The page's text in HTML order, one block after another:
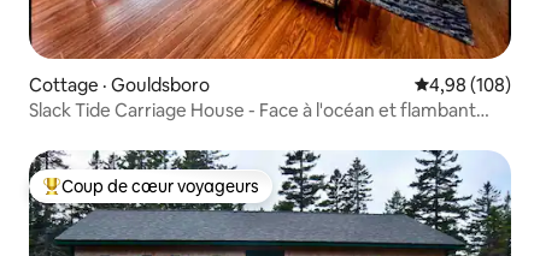
Cottage · Gouldsboro Note
4,98 (108)
Slack Tide Carriage House - Face à l'océan et flambant
Coup de cœur voyageurs parmi les plus aimés
Coup de cœur voyageurs